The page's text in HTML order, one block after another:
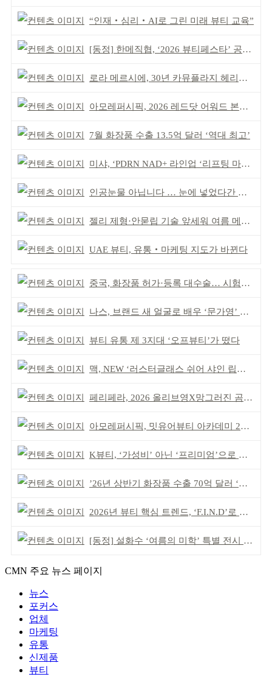
“인재‧심리‧AI로 그린 미래 뷰티 교육”
[동정] 한메직협, ‘2026 뷰티페스타’ 공동 주최
로라 메르시에, 30년 카뮤플라지 헤리티지 담아
아모레퍼시픽, 2026 레드닷 어워드 본상 2개 수상
7월 화장품 수출 13.5억 달러 ‘역대 최고’
미샤, ‘PDRN NAD+ 라인업 ‘리프팅 마스크’ 출시
인공눈물 아닙니다 … 눈에 넣었다간 각막 손상
젤리 제형·안묻립 기술 앞세워 여름 메이크업 시장 공략
UAE 뷰티, 유통‧마케팅 지도가 바뀐다
중국, 화장품 허가·등록 대수술… 시험자료 공용 허용
나스, 브랜드 새 얼굴로 배우 ‘문가영’ 발탁
뷰티 유통 제 3지대 ‘오프뷰티’가 떴다
맥, NEW ‘러스터글래스 쉬어 샤인 립스틱’ 출시
페리페라, 2026 올리브영X망그러진 곰 콜라보
아모레퍼시픽, 밋유어뷰티 아카데미 2기 발대식
K뷰티, ‘가성비’ 아닌 ‘프리미엄’으로 승부걸어야
’26년 상반기 화장품 수출 70억 달러 ‘역대 최고’
2026년 뷰티 핵심 트렌드, ‘F.I.N.D’로 읽는다
[동정] 설화수 ‘여름의 미학’ 특별 전시 개최
CMN 주요 뉴스 페이지
뉴스
포커스
업체
마케팅
유통
신제품
뷰티